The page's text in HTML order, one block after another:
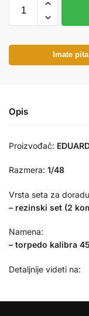
Imate
Opis
Proizvođač:
Razmera: 1/48
Vrsta seta za
– rezinski set (2
Namena:
– torpedo kalibra
Detaljnije videti na: